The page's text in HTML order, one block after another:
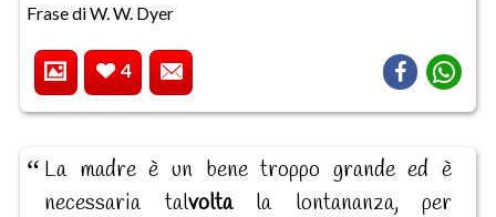
Frase di W. W. Dyer
4
La madre è un bene troppo grande ed è
necessaria talvoltala lontananza, per